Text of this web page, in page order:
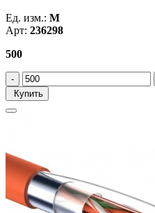
Ед. изм.: М
Арт: 236298
500
Купить